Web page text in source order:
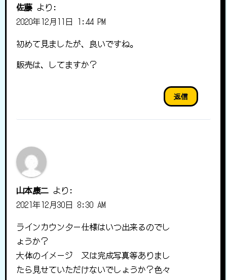
佐藤 より:
2020年12月11日 1:44 PM
初めて見ましたが、良いですね。
販売は、してますか？
返信
山本康二 より:
2021年12月30日 8:30 AM
ラインカウンター仕様はいつ出来るのでし
ょうか？
大体のイメージ 又は完成写真等ありまし
たら見せていただけないでしょうか？色々